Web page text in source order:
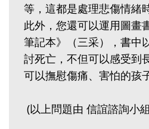
等，這都是處理悲傷情緒
此外，您還可以運用圖畫
筆記本》（三采），書中
討死亡，不但可以感受到
可以撫慰傷痛、害怕的孩
(以上問題由 信誼諮詢小